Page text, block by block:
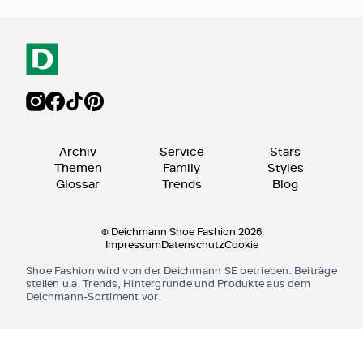
Archiv
Themen
Glossar
Service
Family
Trends
Stars
Styles
Blog
© Deichmann Shoe Fashion 2026
ImpressumDatenschutzCookie
Shoe Fashion wird von der Deichmann SE betrieben. Beiträge
stellen u.a. Trends, Hintergründe und Produkte aus dem
Deichmann-Sortiment vor.